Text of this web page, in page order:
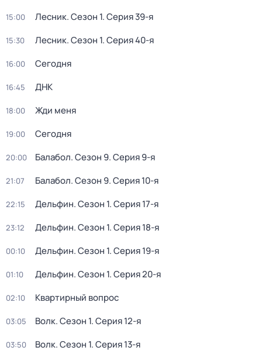
15:00 Лесник. Сезон 1. Серия 39-я
15:30 Лесник. Сезон 1. Серия 40-я
16:00 Сегодня
16:45 ДНК
18:00 Жди меня
19:00 Сегодня
20:00 Балабол. Сезон 9. Серия 9-я
21:07 Балабол. Сезон 9. Серия 10-я
22:15 Дельфин. Сезон 1. Серия 17-я
23:12 Дельфин. Сезон 1. Серия 18-я
00:10 Дельфин. Сезон 1. Серия 19-я
01:10 Дельфин. Сезон 1. Серия 20-я
02:10 Квартирный вопрос
03:05 Волк. Сезон 1. Серия 12-я
03:50 Волк. Сезон 1. Серия 13-я